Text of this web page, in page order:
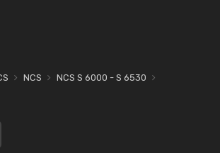
NCS
NCS S 6000 - S 6530